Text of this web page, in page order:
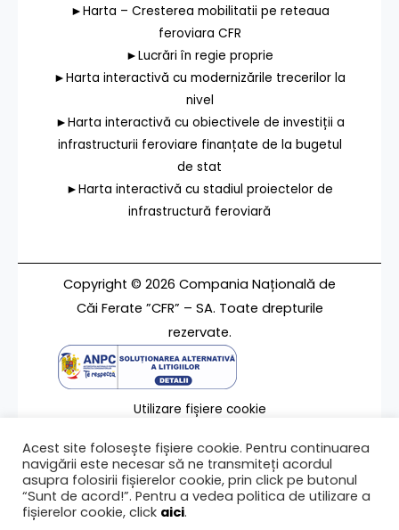
►Harta – Cresterea mobilitatii pe reteaua
feroviara CFR
►Lucrări în regie proprie
►Harta interactivă cu modernizările trecerilor la
nivel
►Harta interactivă cu obiectivele de investiții a
infrastructurii feroviare finanțate de la bugetul
de stat
►Harta interactivă cu stadiul proiectelor de
infrastructură feroviară
Copyright © 2026 Compania Națională de
Căi Ferate ”CFR” – SA. Toate drepturile
rezervate.
Utilizare fișiere cookie
Contact
Ultima modificare a paginii 30/06/2023
Acest site folosește fișiere cookie. Pentru continuarea
navigării este necesar să ne transmiteți acordul
asupra folosirii fișierelor cookie, prin click pe butonul
“Sunt de acord!”. Pentru a vedea politica de utilizare a
fișierelor cookie, click aici.